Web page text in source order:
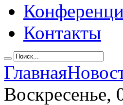
Контакты
Главная
Воскресенье,